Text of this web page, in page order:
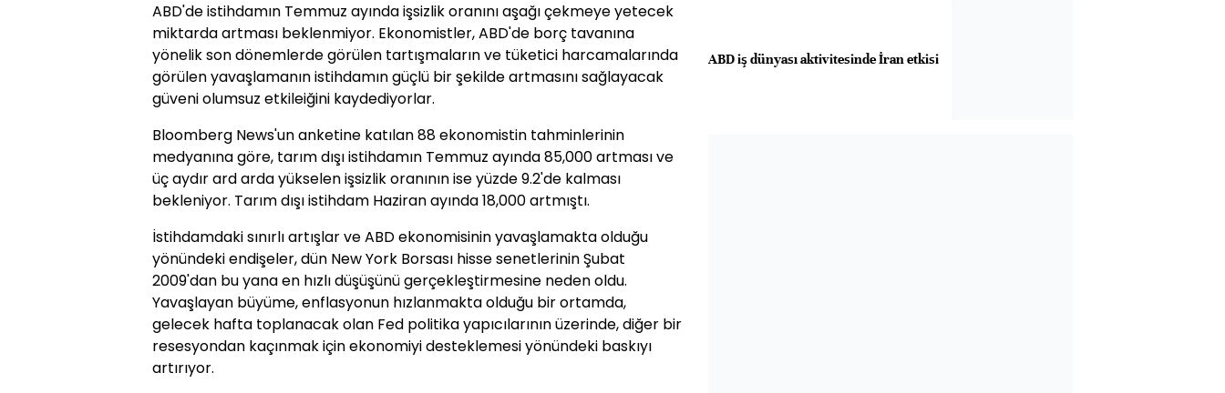
ABD'de istihdamın Temmuz ayında işsizlik oranını aşağı çekmeye yetecek
miktarda artması beklenmiyor. Ekonomistler, ABD'de borç tavanına
yönelik son dönemlerde görülen tartışmaların ve tüketici harcamalarında
görülen yavaşlamanın istihdamın güçlü bir şekilde artmasını sağlayacak
güveni olumsuz etkileiğini kaydediyorlar.
Bloomberg News'un anketine katılan 88 ekonomistin tahminlerinin
medyanına göre, tarım dışı istihdamın Temmuz ayında 85,000 artması ve
üç aydır ard arda yükselen işsizlik oranının ise yüzde 9.2'de kalması
bekleniyor. Tarım dışı istihdam Haziran ayında 18,000 artmıştı.
İstihdamdaki sınırlı artışlar ve ABD ekonomisinin yavaşlamakta olduğu
yönündeki endişeler, dün New York Borsası hisse senetlerinin Şubat
2009'dan bu yana en hızlı düşüşünü gerçekleştirmesine neden oldu.
Yavaşlayan büyüme, enflasyonun hızlanmakta olduğu bir ortamda,
gelecek hafta toplanacak olan Fed politika yapıcılarının üzerinde, diğer bir
resesyondan kaçınmak için ekonomiyi desteklemesi yönündeki baskıyı
artırıyor.
ABD iş dünyası aktivitesinde İran etkisi